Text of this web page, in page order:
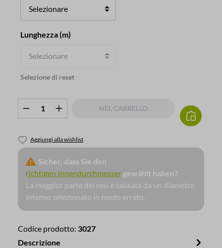
Seleziona
Lunghezza (m)
Selezione di reset
Quantità del prodotto: inserisci la
NEL CARRELLO
Aggiungi alla wishlist
Sicher, dass Sie den
richtigen Innendurchmesser gewählt haben?
La maggior parte dei resi è causata da un diametro
interno selezionato in modo errato.
Codice prodotto: 3027
Descrizione